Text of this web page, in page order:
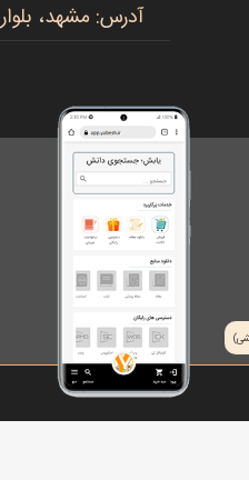
آدرس: مشهد، بلوار پیروزی، پیروزی ۱۵، رضوی